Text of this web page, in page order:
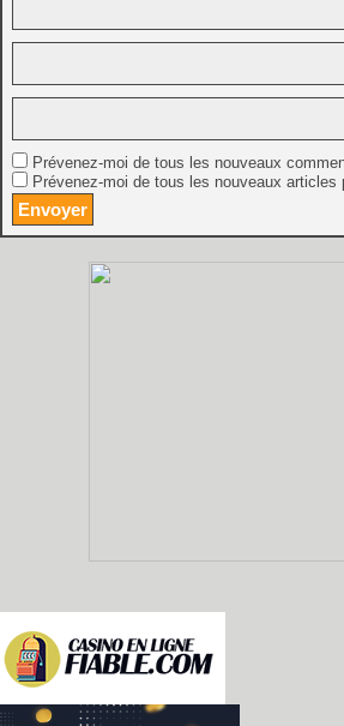
Prévenez-moi de tous les nouveaux
Prévenez-moi de tous les nouveaux articles